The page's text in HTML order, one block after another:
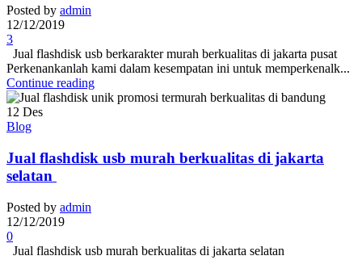
Posted by admin
12/12/2019
3
Jual flashdisk usb berkarakter murah berkualitas di jakarta pusat
Perkenankanlah kami dalam kesempatan ini untuk memperkenalk...
Continue reading
12 Des
Blog
Jual flashdisk usb murah berkualitas di jakarta
selatan
Posted by admin
12/12/2019
0
Jual flashdisk usb murah berkualitas di jakarta selatan